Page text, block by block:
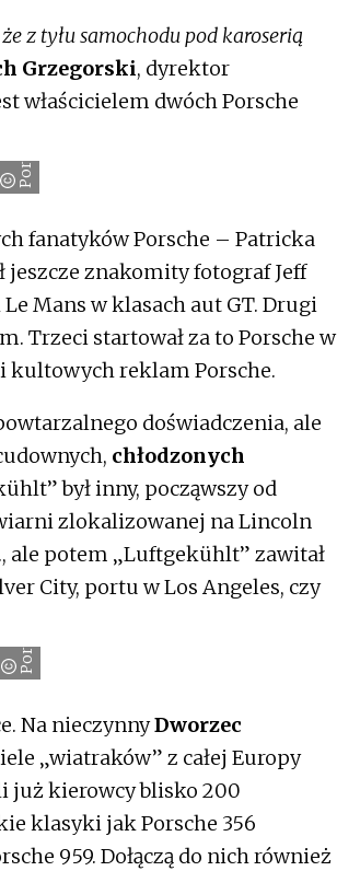
z tyłu samochodu pod karoserią
Grzegorski, dyrektor
właścicielem dwóch Porsche
Porsche
fanatyków Porsche – Patricka
jeszcze znakomity fotograf Jeff
Mans w klasach aut GT. Drugi
startował za to Porsche w
kultowych reklam Porsche.
doświadczenia, ale
chłodzonych
był inny, począwszy od
zlokalizowanej na Lincoln
ale potem „Luftgekühlt” zawitał
City, portu w Los Angeles, czy
Porsche
Na nieczynnyDworzec
„wiatraków” z całej Europy
już kierowcy blisko 200
klasyki jak Porsche 356
959. Dołączą do nich również